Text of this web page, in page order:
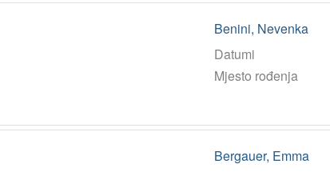
Benini, Nevenka
Datumi
Mjesto rođenja
Bergauer, Emma